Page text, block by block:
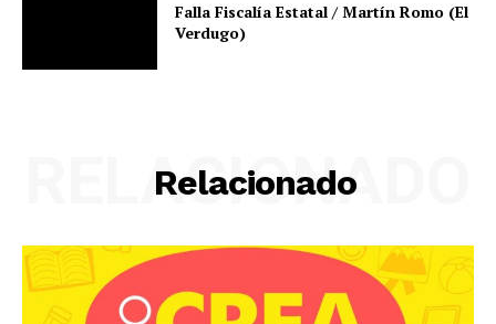
Falla Fiscalía Estatal / Martín Romo (El
Verdugo)
Relacionado
RELACIONADO